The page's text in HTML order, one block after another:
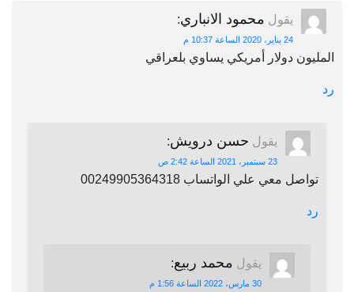
يقول محمود الانباري:
24 يناير، 2020 الساعة 10:37 م
المليون دولار أمريكي يساوي بلعراقي
رد
يقول حسن درويش:
23 سبتمبر، 2021 الساعة 2:42 ص
تواصل معي علي الواتساب 00249905364318
رد
يقول محمد ربيع:
30 مارس، 2022 الساعة 1:56 م